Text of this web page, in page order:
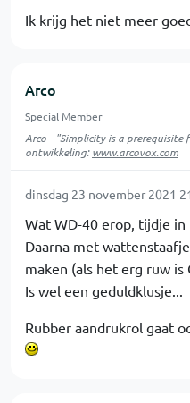
Ik krijg het niet meer
Arco
Special Member
Arco - "Simplicity is a
ontwikkeling:www.arcovox.com
dinsdag 23 november 2021
Wat WD-40 erop, tijdje
Daarna met
maken (als het erg ruw
Is wel een geduldklusje...
Rubber aandrukrol gaat